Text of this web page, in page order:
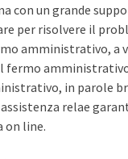
con un grande
per risolvere il
amministrativo, a
fermo
in parole
relae
on line.